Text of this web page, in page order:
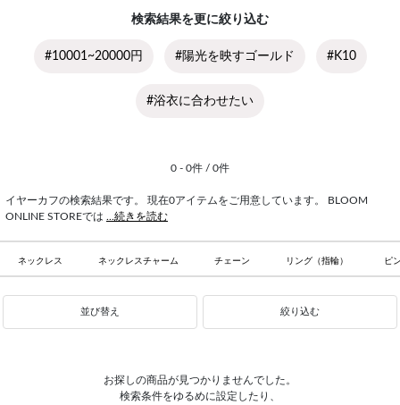
検索結果を更に絞り込む
#10001~20000円 #陽光を映すゴールド #K10
#浴衣に合わせたい
0 - 0件 / 0件
イヤーカフの検索結果です。 現在0アイテムをご用意しています。 BLOOM
ONLINE STOREでは ...続きを読む
ネックレス ネックレスチャーム チェーン リング（指輪） ピ
並び替え 絞り込む
お探しの商品が見つかりませんでした。
検索条件をゆるめに設定したり、